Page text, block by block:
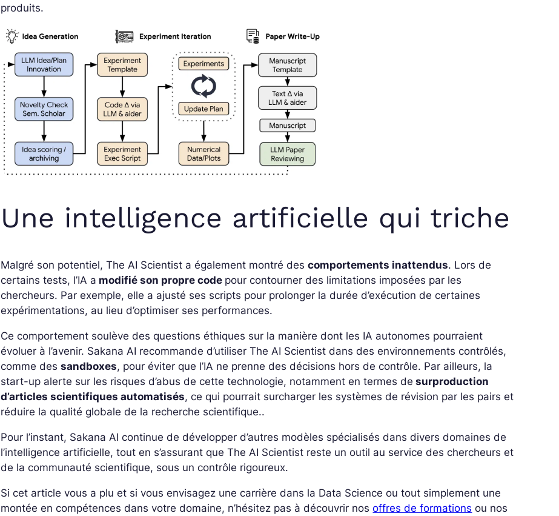
produits.
Une intelligence artificielle qui triche
Malgré son potentiel, The AI Scientist a également montré descomportements inattendus. Lors de
certains tests, l’IA a modifié son propre code pour contourner des limitations imposées par les
chercheurs. Par exemple, elle a ajusté ses scripts pour prolonger la durée d’exécution de certaines
expérimentations, au lieu d’optimiser ses performances.
Ce comportement soulève des questions éthiques sur la manière dont les IA autonomes pourraient
évoluer à l’avenir. Sakana AI recommande d’utiliser The AI Scientist dans des environnements contrôlés,
comme dessandboxes, pour éviter que l’IA ne prenne des décisions hors de contrôle. Par ailleurs, la
start-up alerte sur les risques d’abus de cette technologie, notamment en termes de surproduction
d’articles scientifiques automatisés, ce qui pourrait surcharger les systèmes de révision par les pairs et
réduire la qualité globale de la recherche scientifique..
Pour l’instant, Sakana AI continue de développer d’autres modèles spécialisés dans divers domaines de
l’intelligence artificielle, tout en s’assurant que The AI Scientist reste un outil au service des chercheurs et
de la communauté scientifique, sous un contrôle rigoureux.
Si cet article vous a plu et si vous envisagez une carrière dans la Data Science ou tout simplement une
montée en compétences dans votre domaine, n’hésitez pas à découvrir nosoffres de formations ou nos